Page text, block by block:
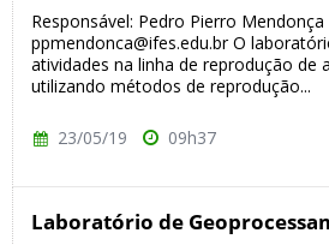
Responsável: Pedro Pierro Mendonça
ppmendonca@ifes.edu.br O
atividades na linha de reprodução de
utilizando métodos de reprodução...
23/05/19 09h37
Laboratório de